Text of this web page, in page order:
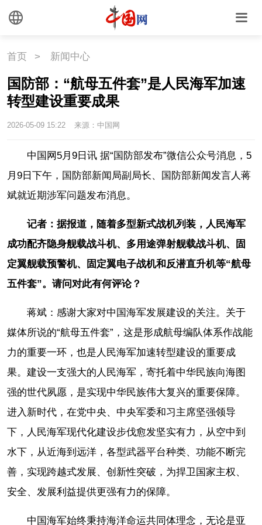
心理
首页 > 新闻中心
国防部：“航母五件套”是人民海军加速
转型建设重要成果
2026-05-09 15:22 来源：中国网
中国网5月9日讯 据“国防部发布”微信公众号消息，5
月9日下午，国防部新闻局副局长、国防部新闻发言人蒋
斌就近期涉军问题发布消息。
记者：据报道，随着多型新式战机列装，人民海军
成功配齐隐身舰载战斗机、多用途弹射舰载战斗机、固
定翼舰载预警机、固定翼电子战机和反潜直升机等“航母
五件套”。请问对此有何评论？
蒋斌：感谢大家对中国海军发展建设的关注。关于
媒体所说的“航母五件套”，这是形成航母编队体系作战能
力的重要一环，也是人民海军加速转型建设的重要成
果。建设一支强大的人民海军，寄托着中华民族向海图
强的世代夙愿，是实现中华民族伟大复兴的重要保障。
进入新时代，在党中央、中央军委和习主席坚强领导
下，人民海军现代化建设步伐愈发坚实有力，从空中到
水下，从近海到远洋，各型武器平台种类、功能不断完
善，实现跨越式发展、创新性突破，为捍卫国家主权、
安全、发展利益提供更强有力的保障。
中国海军始终秉持海洋命运共同体理念，无论是亚